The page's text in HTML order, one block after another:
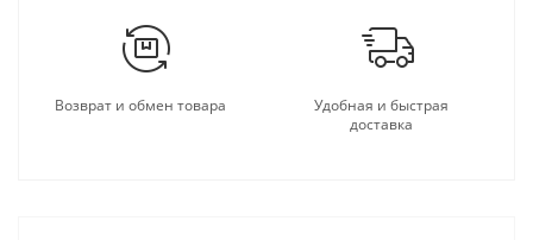
Возврат и обмен товара
Удобная и быстрая
доставка